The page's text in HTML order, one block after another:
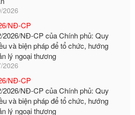
và biện pháp để tổ chức, hướng
lý ngoại thương
2026
NĐ-CP
NĐ-CP của Chính phủ: Quy
và biện pháp để tổ chức, hướng
lý ngoại thương
2026
TT-BTC
TT-BTC của Bộ Tài chính: Bãi